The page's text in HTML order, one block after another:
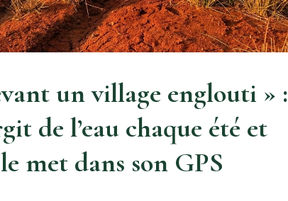
un village englouti » :
de l’eau chaque été et
met dans son GPS